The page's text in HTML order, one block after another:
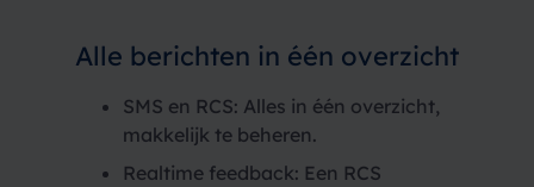
Alle berichten in één overzicht
SMS en RCS: Alles in één overzicht,
makkelijk te beheren.
Realtime feedback: Een RCS